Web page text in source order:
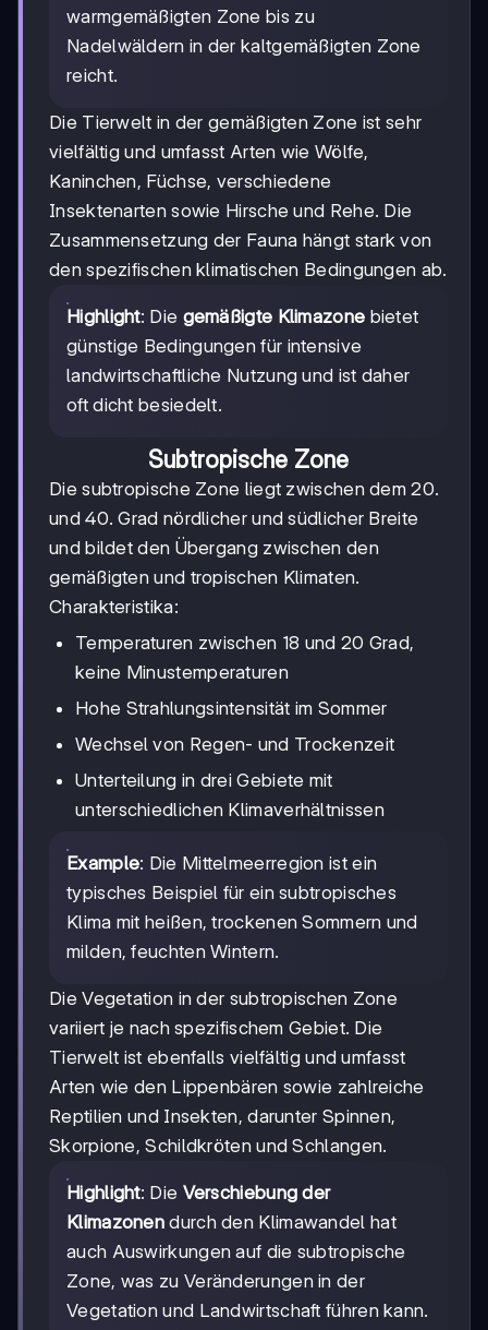
warmgemäßigten Zone bis zu
Nadelwäldern in der kaltgemäßigten Zone
reicht.
Die Tierwelt in der gemäßigten Zone ist sehr
vielfältig und umfasst Arten wie Wölfe,
Kaninchen, Füchse, verschiedene
Insektenarten sowie Hirsche und Rehe. Die
Zusammensetzung der Fauna hängt stark von
den spezifischen klimatischen Bedingungen ab.
Highlight: Die gemäßigte Klimazone bietet
günstige Bedingungen für intensive
landwirtschaftliche Nutzung und ist daher
oft dicht besiedelt.
Subtropische Zone
Die subtropische Zone liegt zwischen dem 20.
und 40. Grad nördlicher und südlicher Breite
und bildet den Übergang zwischen den
gemäßigten und tropischen Klimaten.
Charakteristika:
Temperaturen zwischen 18 und 20 Grad,
keine Minustemperaturen
Hohe Strahlungsintensität im Sommer
Wechsel von Regen- und Trockenzeit
Unterteilung in drei Gebiete mit
unterschiedlichen Klimaverhältnissen
Example: Die Mittelmeerregion ist ein
typisches Beispiel für ein subtropisches
Klima mit heißen, trockenen Sommern und
milden, feuchten Wintern.
Die Vegetation in der subtropischen Zone
variiert je nach spezifischem Gebiet. Die
Tierwelt ist ebenfalls vielfältig und umfasst
Arten wie den Lippenbären sowie zahlreiche
Reptilien und Insekten, darunter Spinnen,
Skorpione, Schildkröten und Schlangen.
Highlight: Die Verschiebung der
Klimazonen durch den Klimawandel hat
auch Auswirkungen auf die subtropische
Zone, was zu Veränderungen in der
Vegetation und Landwirtschaft führen kann.